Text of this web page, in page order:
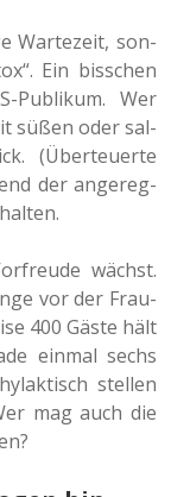
War­te­zeit, son­
Ein biss­chen
Publi­kum. Wer
süßen oder sal­
(Über­teu­er­te
der ange­reg­
wächst.
vor der Frau­
400 Gäste hält
einmal sechs
stel­len
mag auch die